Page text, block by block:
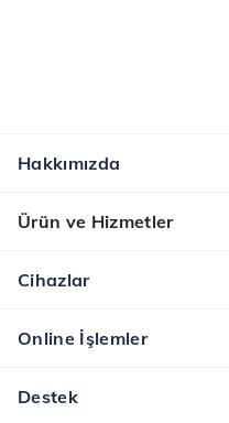
Hakkımızda
Ürün ve Hizmetler
Cihazlar
Online İşlemler
Destek